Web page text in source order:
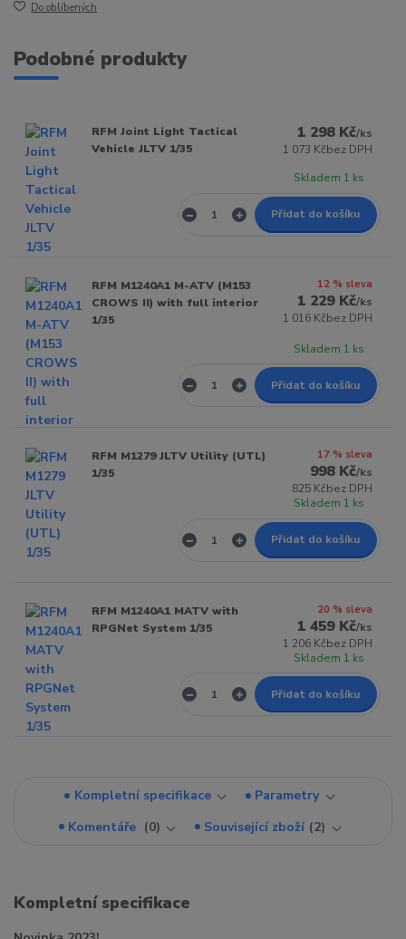
Do oblíbených
Podobné produkty
RFM Joint Light Tactical
Vehicle JLTV 1/35
1 298 Kč/ks
1 073 Kčbez DPH
Skladem 1 ks
Přidat do košíku
RFM M1240A1 M-ATV (M153
CROWS II) with full interior
1/35
12 % sleva
1 229 Kč/ks
1 016 Kčbez DPH
Skladem 1 ks
Přidat do košíku
RFM M1279 JLTV Utility (UTL)
1/35
17 % sleva
998 Kč/ks
825 Kčbez DPH
Skladem 1 ks
Přidat do košíku
RFM M1240A1 MATV with
RPGNet System 1/35
20 % sleva
1 459 Kč/ks
1 206 Kčbez DPH
Skladem 1 ks
Přidat do košíku
Kompletní specifikace
Parametry
Komentáře
0 Související zboží 2
Kompletní specifikace